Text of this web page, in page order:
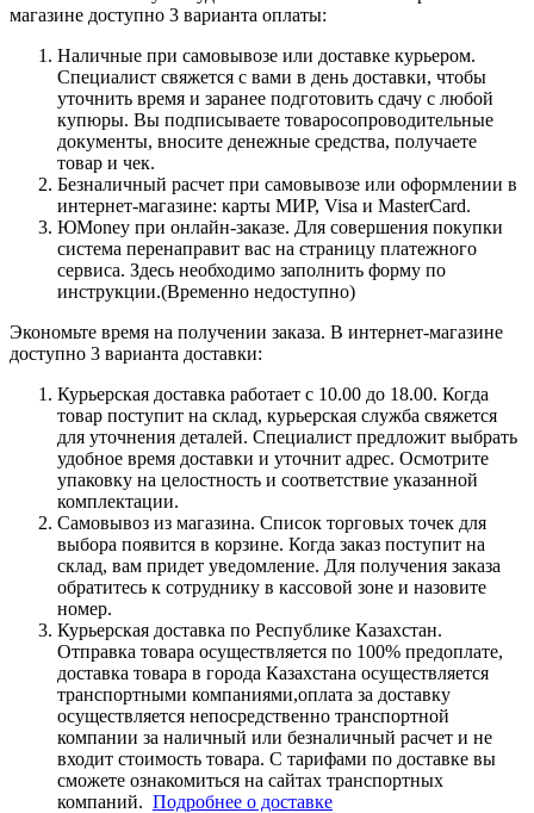
магазине доступно 3 варианта оплаты:
Наличные при самовывозе или доставке курьером.
Специалист свяжется с вами в день доставки, чтобы
уточнить время и заранее подготовить сдачу с любой
купюры. Вы подписываете товаросопроводительные
документы, вносите денежные средства, получаете
товар и чек.
Безналичный расчет при самовывозе или оформлении в
интернет-магазине: карты МИР, Visa и MasterCard.
ЮMoney при онлайн-заказе. Для совершения покупки
система перенаправит вас на страницу платежного
сервиса. Здесь необходимо заполнить форму по
инструкции.(Временно недоступно)
Экономьте время на получении заказа. В интернет-магазине
доступно 3 варианта доставки:
Курьерская доставка работает с 10.00 до 18.00. Когда
товар поступит на склад, курьерская служба свяжется
для уточнения деталей. Специалист предложит выбрать
удобное время доставки и уточнит адрес. Осмотрите
упаковку на целостность и соответствие указанной
комплектации.
Самовывоз из магазина. Список торговых точек для
выбора появится в корзине. Когда заказ поступит на
склад, вам придет уведомление. Для получения заказа
обратитесь к сотруднику в кассовой зоне и назовите
номер.
Курьерская доставка по Республике Казахстан.
Отправка товара осуществляется по 100% предоплате,
доставка товара в города Казахстана осуществляется
транспортными компаниями,оплата за доставку
осуществляется непосредственно транспортной
компании за наличный или безналичный расчет и не
входит стоимость товара. С тарифами по доставке вы
сможете ознакомиться на сайтах транспортных
компаний. Подробнее о доставке